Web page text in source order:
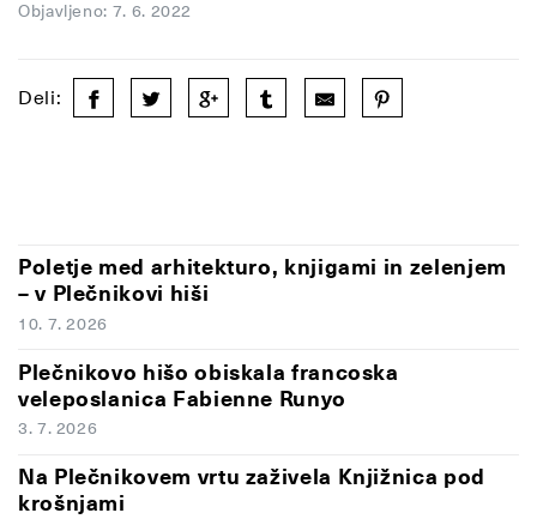
Objavljeno: 7. 6. 2022
Deli:
Poletje med arhitekturo, knjigami in zelenjem
– v Plečnikovi hiši
10. 7. 2026
Plečnikovo hišo obiskala francoska
veleposlanica Fabienne Runyo
3. 7. 2026
Na Plečnikovem vrtu zaživela Knjižnica pod
krošnjami